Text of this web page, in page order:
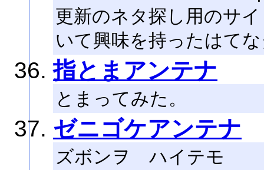
更新のネタ探し用のサ
いて興味を持ったはて
指とまアンテナ
とまってみた。
ゼニゴケアンテナ
ズボンヲ ハイテモ